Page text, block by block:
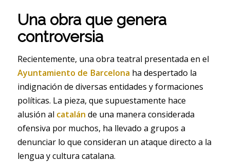
Una obra que genera
controversia
Recientemente, una obra teatral presentada en el
Ayuntamiento de Barcelona ha despertado la
indignación de diversas entidades y formaciones
políticas. La pieza, que supuestamente hace
alusión al catalán de una manera considerada
ofensiva por muchos, ha llevado a grupos a
denunciar lo que consideran un ataque directo a la
lengua y cultura catalana.